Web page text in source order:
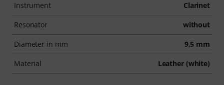
Instrument Clarinet
Resonator without
Diameter in mm 9,5 mm
Material Leather (white)